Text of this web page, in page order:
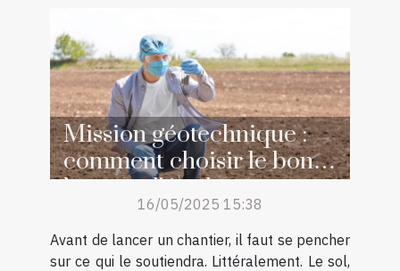
Mission géotechnique :
comment choisir le bon
bureau d’étude pour votre
projet ?16/05/2025 15:38
Avant de lancer un chantier, il faut se pencher
sur ce qui le soutiendra. Littéralement. Le sol,